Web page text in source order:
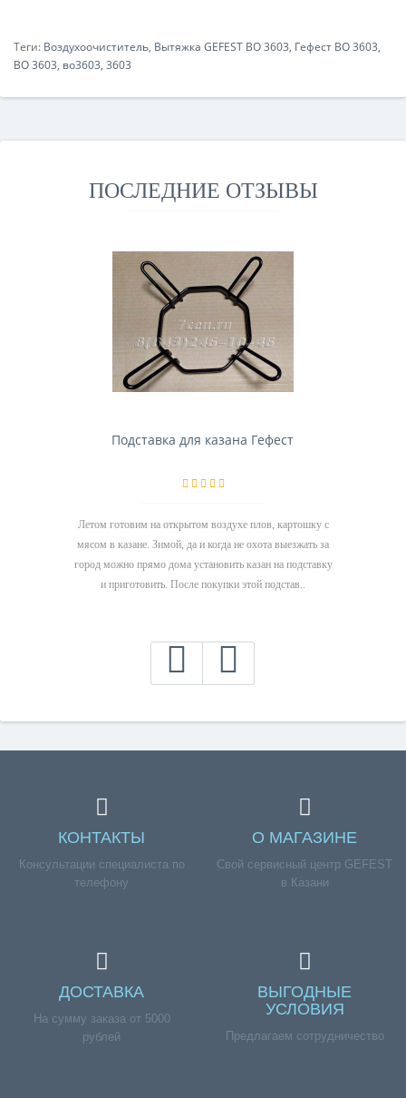
Теги: Воздухоочиститель, Вытяжка GEFEST ВО 3603, Гефест ВО 3603,
ВО 3603, во3603, 3603
ПОСЛЕДНИЕ ОТЗЫВЫ
Подставка для казана Гефест
Летом готовим на открытом воздухе плов, картошку с
мясом в казане. Зимой, да и когда не охота выезжать за
город можно прямо дома установить казан на подставку
и приготовить. После покупки этой подстав..
КОНТАКТЫ
Консультации специалиста по
телефону
О МАГАЗИНЕ
Свой сервисный центр GEFEST
в Казани
ДОСТАВКА
На сумму заказа от 5000
рублей
ВЫГОДНЫЕ
УСЛОВИЯ
Предлагаем сотрудничество